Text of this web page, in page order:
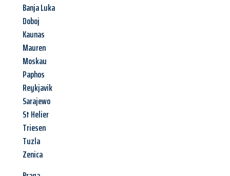
Banja Luka
Doboj
Kaunas
Mauren
Moskau
Paphos
Reykjavik
Sarajewo
St Helier
Triesen
Tuzla
Zenica